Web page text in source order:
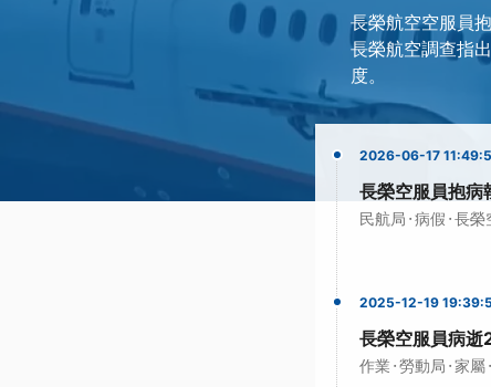
長榮航空空服員
長榮航空調查指
度。
2026-06-17
長榮空服員抱病
民航局 ·病假 ·長榮
2025-12-19
長榮空服員病逝
作業 ·勞動局 ·家屬·